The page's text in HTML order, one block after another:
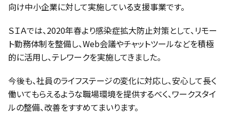
向け中小企業に対して実施している支援事業です。
ＳＩＡでは、2020年春より感染症拡大防止対策として、リモー
ト勤務体制を整備し、Web会議やチャットツールなどを積極
的に活用し、テレワークを実施してきました。
今後も、社員のライフステージの変化に対応し、安心して長く
働いてもらえるような職場環境を提供するべく、ワークスタイ
ルの整備、改善をすすめてまいります。